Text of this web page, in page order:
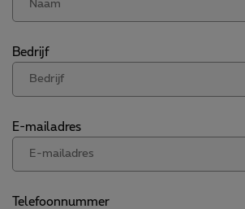
Bedrijf
E-mailadres
Telefoonnummer